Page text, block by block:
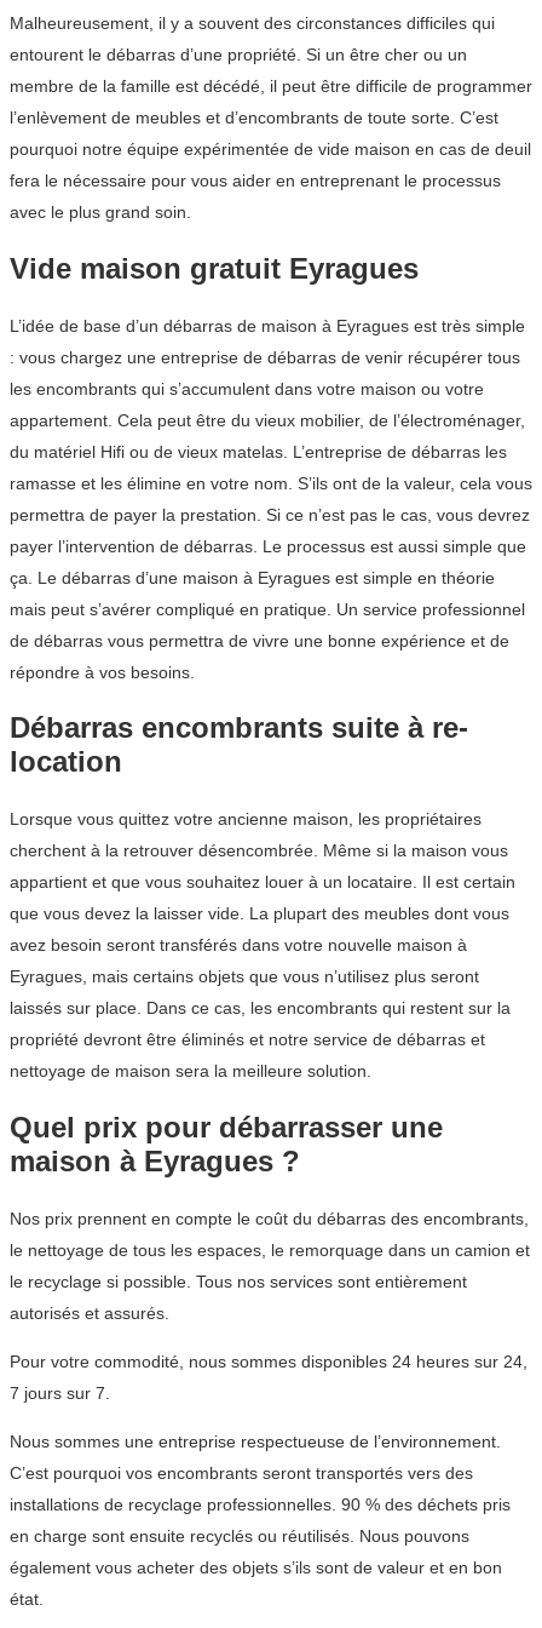
Malheureusement, il y a souvent des circonstances difficiles qui
entourent le débarras d’une propriété. Si un être cher ou un
membre de la famille est décédé, il peut être difficile de programmer
l’enlèvement de meubles et d’encombrants de toute sorte. C’est
pourquoi notre équipe expérimentée de vide maison en cas de deuil
fera le nécessaire pour vous aider en entreprenant le processus
avec le plus grand soin.
Vide maison gratuit Eyragues
L’idée de base d’un débarras de maison à Eyragues est très simple
: vous chargez une entreprise de débarras de venir récupérer tous
les encombrants qui s’accumulent dans votre maison ou votre
appartement. Cela peut être du vieux mobilier, de l’électroménager,
du matériel Hifi ou de vieux matelas. L’entreprise de débarras les
ramasse et les élimine en votre nom. S’ils ont de la valeur, cela vous
permettra de payer la prestation. Si ce n’est pas le cas, vous devrez
payer l’intervention de débarras. Le processus est aussi simple que
ça. Le débarras d’une maison à Eyragues est simple en théorie
mais peut s’avérer compliqué en pratique. Un service professionnel
de débarras vous permettra de vivre une bonne expérience et de
répondre à vos besoins.
Débarras encombrants suite à re-
location
Lorsque vous quittez votre ancienne maison, les propriétaires
cherchent à la retrouver désencombrée. Même si la maison vous
appartient et que vous souhaitez louer à un locataire. Il est certain
que vous devez la laisser vide. La plupart des meubles dont vous
avez besoin seront transférés dans votre nouvelle maison à
Eyragues, mais certains objets que vous n’utilisez plus seront
laissés sur place. Dans ce cas, les encombrants qui restent sur la
propriété devront être éliminés et notre service de débarras et
nettoyage de maison sera la meilleure solution.
Quel prix pour débarrasser une
maison à Eyragues ?
Nos prix prennent en compte le coût du débarras des encombrants,
le nettoyage de tous les espaces, le remorquage dans un camion et
le recyclage si possible. Tous nos services sont entièrement
autorisés et assurés.
Pour votre commodité, nous sommes disponibles 24 heures sur 24,
7 jours sur 7.
Nous sommes une entreprise respectueuse de l’environnement.
C’est pourquoi vos encombrants seront transportés vers des
installations de recyclage professionnelles. 90 % des déchets pris
en charge sont ensuite recyclés ou réutilisés. Nous pouvons
également vous acheter des objets s’ils sont de valeur et en bon
état.